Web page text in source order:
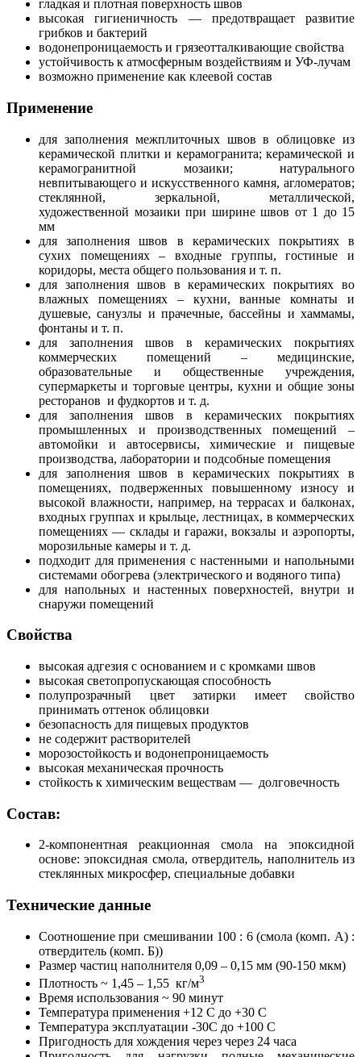
гладкая и плотная поверхность швов
высокая гигиеничность — предотвращает развитие
грибков и бактерий
водонепроницаемость и грязеотталкивающие свойства
устойчивость к атмосферным воздействиям и УФ-лучам
возможно применение как клеевой состав
Применение
для заполнения межплиточных швов в облицовке из
керамической плитки и керамогранита; керамической и
керамогранитной мозаики; натурального
невпитывающего и искусственного камня, агломератов;
стеклянной, зеркальной, металлической,
художественной мозаики при ширине швов от 1 до 15
мм
для заполнения швов в керамических покрытиях в
сухих помещениях – входные группы, гостиные и
коридоры, места общего пользования и т. п.
для заполнения швов в керамических покрытиях во
влажных помещениях – кухни, ванные комнаты и
душевые, санузлы и прачечные, бассейны и хаммамы,
фонтаны и т. п.
для заполнения швов в керамических покрытиях
коммерческих помещений – медицинские,
образовательные и общественные учреждения,
супермаркеты и торговые центры, кухни и общие зоны
ресторанов и фудкортов и т. д.
для заполнения швов в керамических покрытиях
промышленных и производственных помещений –
автомойки и автосервисы, химические и пищевые
производства, лаборатории и подсобные помещения
для заполнения швов в керамических покрытиях в
помещениях, подверженных повышенному износу и
высокой влажности, например, на террасах и балконах,
входных группах и крыльце, лестницах, в коммерческих
помещениях — склады и гаражи, вокзалы и аэропорты,
морозильные камеры и т. д.
подходит для применения с настенными и напольными
системами обогрева (электрического и водяного типа)
для напольных и настенных поверхностей, внутри и
снаружи помещений
Свойства
высокая адгезия с основанием и с кромками швов
высокая светопропускающая способность
полупрозрачный цвет затирки имеет свойство
принимать оттенок облицовки
безопасность для пищевых продуктов
не содержит растворителей
морозостойкость и водонепроницаемость
высокая механическая прочность
стойкость к химическим веществам — долговечность
Состав:
2-компонентная реакционная смола на эпоксидной
основе: эпоксидная смола, отвердитель, наполнитель из
стеклянных микросфер, специальные добавки
Технические данные
Соотношение при смешивании 100 : 6 (смола (комп. А) :
отвердитель (комп. Б))
Размер частиц наполнителя 0,09 – 0,15 мм (90-150 мкм)
Плотность ~ 1,45 – 1,55 кг/м3
Время использования ~ 90 минут
Температура применения +12 C до +30 C
Температура эксплуатации -30C до +100 C
Пригодность для хождения через через 24 часа